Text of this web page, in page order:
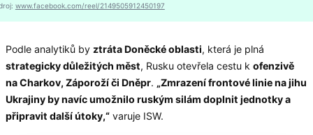
www.facebook.com/reel/2149505912450197
Podle analytiků by ztráta Doněcké oblasti, která je plná
strategicky důležitých měst, Rusku otevřela cestu k ofenzivě
na Charkov, Záporoží či Dněpr. „Zmrazení frontové linie na jihu
Ukrajiny by navíc umožnilo ruským silám doplnit jednotky a
připravit další útoky,“ varuje ISW.